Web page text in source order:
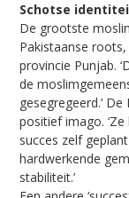
Schotse
De grootste
Pakistaanse
provincie Punjab.
de
gesegregeerd.’
positief imago.
succes zelf
hardwerkende
stabiliteit.’